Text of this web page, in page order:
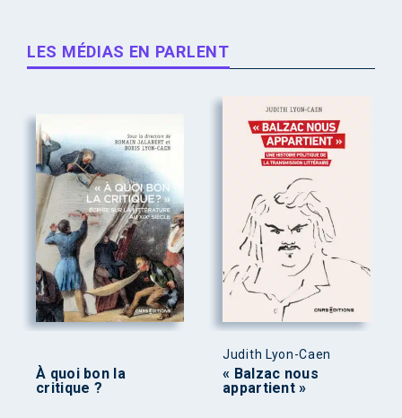
LES MÉDIAS EN PARLENT
À quoi bon la
critique ?
Judith Lyon-Caen
« Balzac nous
appartient »